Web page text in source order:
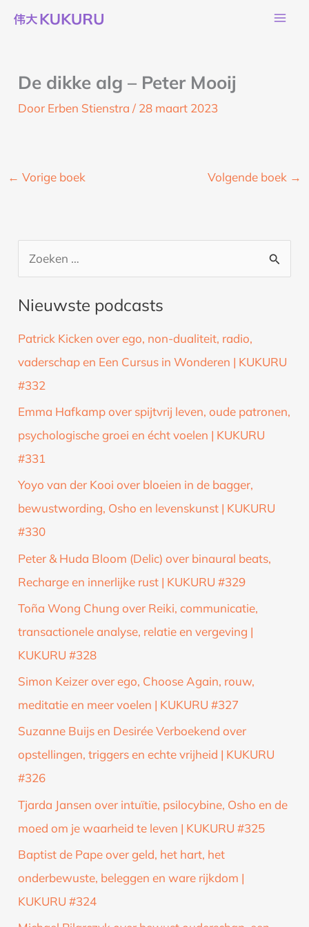
naar
De dikke alg – Peter Mooij
Door Erben Stienstra/ 28 maart 2023
← Vorige boek Volgende boek →
e
k
a
Nieuwste podcasts
Patrick Kicken over ego, non-dualiteit, radio,
vaderschap en Een Cursus in Wonderen | KUKURU
#332
Emma Hafkamp over spijtvrij leven, oude patronen,
psychologische groei en écht voelen | KUKURU
#331
Yoyo van der Kooi over bloeien in de bagger,
bewustwording, Osho en levenskunst | KUKURU
#330
Peter & Huda Bloom (Delic) over binaural beats,
Recharge en innerlijke rust | KUKURU #329
Toña Wong Chung over Reiki, communicatie,
transactionele analyse, relatie en vergeving |
KUKURU #328
Simon Keizer over ego, Choose Again, rouw,
meditatie en meer voelen | KUKURU #327
Suzanne Buijs en Desirée Verboekend over
opstellingen, triggers en echte vrijheid | KUKURU
#326
Tjarda Jansen over intuïtie, psilocybine, Osho en de
moed om je waarheid te leven | KUKURU #325
Baptist de Pape over geld, het hart, het
onderbewuste, beleggen en ware rijkdom |
KUKURU #324